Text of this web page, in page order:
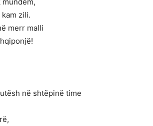
zili.
merr malli
në shtëpinë time